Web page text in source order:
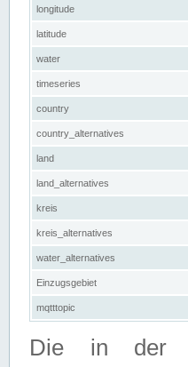
longitude
latitude
water
timeseries
country
country_alternatives
land
land_alternatives
kreis
kreis_alternatives
water_alternatives
Einzugsgebiet
mqtttopic
Die in der